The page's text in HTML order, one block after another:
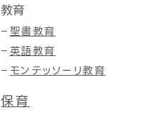
教育
聖書教育
英語教育
モンテッソーリ教育
保育